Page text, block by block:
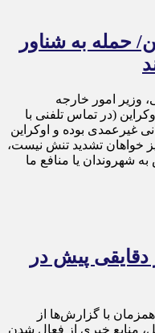
حمله به شناور
وزیر امور خارجه
(در تماس تلفنی با
غیرعمدی بوده و اوکراین
خواهان تشدید تنش نیست،
شهروندان یا منافع ما
پیش در
همزمان با گزارش‌ها از
منابع خبری از فعال شدن